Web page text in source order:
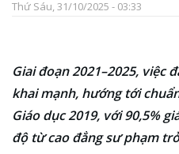
Thứ Sáu, 31/10/2025 - 03:33
Giai đoạn 2021–2025, việc
khai mạnh, hướng tới
Giáo dục 2019, với 90,5%
độ từ cao đẳng sư phạm